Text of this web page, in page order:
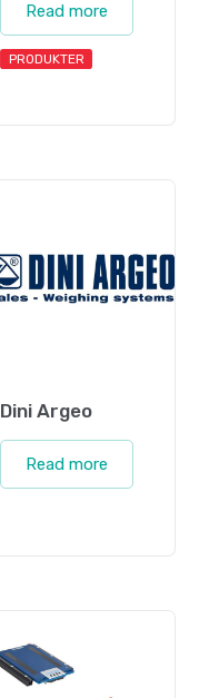
Read more
PRODUKTER
Dini Argeo
Read more